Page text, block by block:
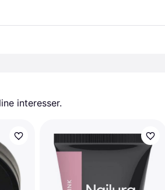
interesser.